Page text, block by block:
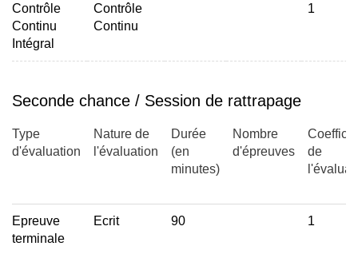
Contrôle
Continu
Intégral
Contrôle
Continu
1
Seconde chance / Session de rattrapage
Type
d'évaluation
Nature de
l'évaluation
Durée
(en
minutes)
Nombre
d'épreuves
de
Epreuve
terminale
Ecrit 90 1